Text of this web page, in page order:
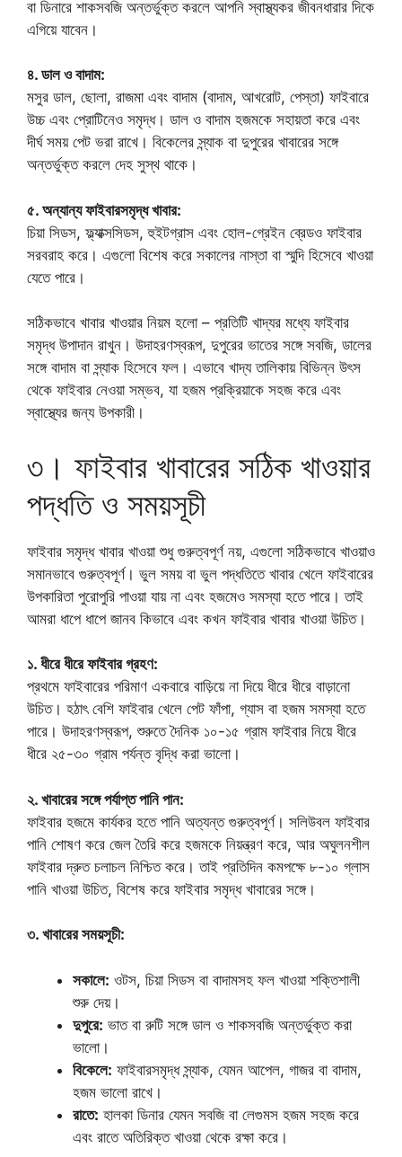
বা ডিনারে শাকসবজি অন্তর্ভুক্ত করলে আপনি স্বাস্থ্যকর জীবনধারার দিকে
এগিয়ে যাবেন।
৪. ডাল ও বাদাম:
মসুর ডাল, ছোলা, রাজমা এবং বাদাম (বাদাম, আখরোট, পেস্তা) ফাইবারে
উচ্চ এবং প্রোটিনেও সমৃদ্ধ। ডাল ও বাদাম হজমকে সহায়তা করে এবং
দীর্ঘ সময় পেট ভরা রাখে। বিকেলের স্ন্যাক বা দুপুরের খাবারের সঙ্গে
অন্তর্ভুক্ত করলে দেহ সুস্থ থাকে।
৫. অন্যান্য ফাইবারসমৃদ্ধ খাবার:
চিয়া সিডস, ফ্ল্যাক্সসিডস, হুইটগ্রাস এবং হোল-গ্রেইন ব্রেডও ফাইবার
সরবরাহ করে। এগুলো বিশেষ করে সকালের নাস্তা বা স্মুদি হিসেবে খাওয়া
যেতে পারে।
সঠিকভাবে খাবার খাওয়ার নিয়ম হলো – প্রতিটি খাদ্যর মধ্যে ফাইবার
সমৃদ্ধ উপাদান রাখুন। উদাহরণস্বরূপ, দুপুরের ভাতের সঙ্গে সবজি, ডালের
সঙ্গে বাদাম বা স্ন্যাক হিসেবে ফল। এভাবে খাদ্য তালিকায় বিভিন্ন উৎস
থেকে ফাইবার নেওয়া সম্ভব, যা হজম প্রক্রিয়াকে সহজ করে এবং
স্বাস্থ্যের জন্য উপকারী।
৩। ফাইবার খাবারের সঠিক খাওয়ার
পদ্ধতি ও সময়সূচী
ফাইবার সমৃদ্ধ খাবার খাওয়া শুধু গুরুত্বপূর্ণ নয়, এগুলো সঠিকভাবে খাওয়াও
সমানভাবে গুরুত্বপূর্ণ। ভুল সময় বা ভুল পদ্ধতিতে খাবার খেলে ফাইবারের
উপকারিতা পুরোপুরি পাওয়া যায় না এবং হজমেও সমস্যা হতে পারে। তাই
আমরা ধাপে ধাপে জানব কিভাবে এবং কখন ফাইবার খাবার খাওয়া উচিত।
১. ধীরে ধীরে ফাইবার গ্রহণ:
প্রথমে ফাইবারের পরিমাণ একবারে বাড়িয়ে না দিয়ে ধীরে ধীরে বাড়ানো
উচিত। হঠাৎ বেশি ফাইবার খেলে পেট ফাঁপা, গ্যাস বা হজম সমস্যা হতে
পারে। উদাহরণস্বরূপ, শুরুতে দৈনিক ১০-১৫ গ্রাম ফাইবার নিয়ে ধীরে
ধীরে ২৫-৩০ গ্রাম পর্যন্ত বৃদ্ধি করা ভালো।
২. খাবারের সঙ্গে পর্যাপ্ত পানি পান:
ফাইবার হজমে কার্যকর হতে পানি অত্যন্ত গুরুত্বপূর্ণ। সলিউবল ফাইবার
পানি শোষণ করে জেল তৈরি করে হজমকে নিয়ন্ত্রণ করে, আর অঘুলনশীল
ফাইবার দ্রুত চলাচল নিশ্চিত করে। তাই প্রতিদিন কমপক্ষে ৮-১০ গ্লাস
পানি খাওয়া উচিত, বিশেষ করে ফাইবার সমৃদ্ধ খাবারের সঙ্গে।
৩. খাবারের সময়সূচী:
সকালে: ওটস, চিয়া সিডস বা বাদামসহ ফল খাওয়া শক্তিশালী
শুরু দেয়।
দুপুরে: ভাত বা রুটি সঙ্গে ডাল ও শাকসবজি অন্তর্ভুক্ত করা
ভালো।
বিকেলে: ফাইবারসমৃদ্ধ স্ন্যাক, যেমন আপেল, গাজর বা বাদাম,
হজম ভালো রাখে।
রাতে: হালকা ডিনার যেমন সবজি বা লেগুমস হজম সহজ করে
এবং রাতে অতিরিক্ত খাওয়া থেকে রক্ষা করে।